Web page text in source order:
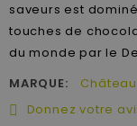
saveurs est
touches de
du monde par le
MARQUE:
Donnez votre